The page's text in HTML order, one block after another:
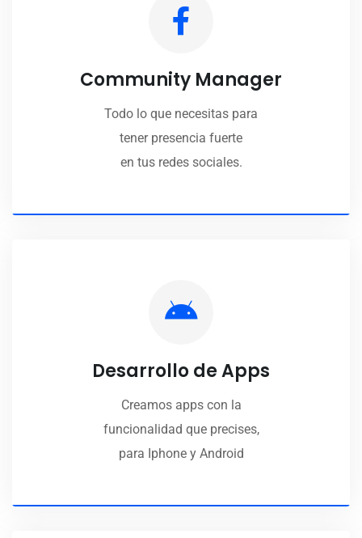
Community Manager
Todo lo que necesitas para
tener presencia fuerte
en tus redes sociales.
Desarrollo de Apps
Creamos apps con la
funcionalidad que precises,
para Iphone y Android